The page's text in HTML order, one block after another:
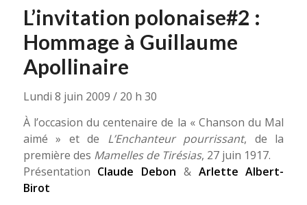
L’invitation polonaise#2 :
Hommage à Guillaume
Apollinaire
Lundi 8 juin 2009 / 20 h 30
À l’occasion du centenaire de la « Chanson du Mal
aimé » et de L’Enchanteur pourrissant, de la
première des Mamelles de Tirésias, 27 juin 1917.
Présentation Claude Debon & Arlette Albert-
Birot